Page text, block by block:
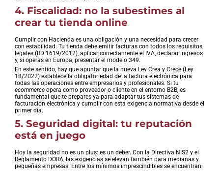
4. Fiscalidad: no la subestimes al
crear tu tienda online
Cumplir con Hacienda es una obligación y una necesidad para crecer
con estabilidad. Tu tienda debe emitir facturas con todos los requisitos
legales (RD 1619/2012), aplicar correctamente el IVA, declarar ingresos
y, si operas en Europa, presentar el modelo 349.
En este sentido, hay que apuntar que la nueva Ley Crea y Crece (Ley
18/2022) establece la obligatoriedad de la factura electrónica para
todas las operaciones entre empresarios y profesionales. Si tu
ecommerce opera como proveedor o cliente en el entorno B2B, es
fundamental que te prepares ya para adaptar tus sistemas de
facturación electrónica y cumplir con esta exigencia normativa desde el
primer día.
5. Seguridad digital: tu reputación
está en juego
Hoy la seguridad no es un plus: es un deber. Con la Directiva NIS2 y el
Reglamento DORA, las exigencias se elevan también para medianas y
pequeñas empresas. Entre los mínimos imprescindibles se encuentran: